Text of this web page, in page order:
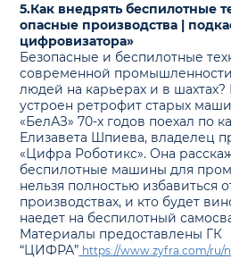
5.Как внедрять беспилотные
опасные производства |
цифровизатора»
Безопасные и беспилотные
современной
людей на карьерах и в
устроен ретрофит старых
«БелАЗ» 70-х годов поехал по
Елизавета Шпиева, владелец
«Цифра Роботикс». Она
беспилотные машины для
нельзя полностью избавиться
производствах, и кто будет
наедет на беспилотный
Материалы предоставлены ГК
“ЦИФРА” https://www.zyfra.com/ru/